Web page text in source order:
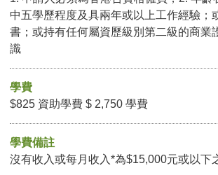
中五學歷程度及具兩年或以上工作經驗
書；或持有任何屬資歷級別第二級的商業
識
學費
$825 資助學費 $ 2,750 學費
學費備註
沒有收入或每月收入*為$15,000元或以下